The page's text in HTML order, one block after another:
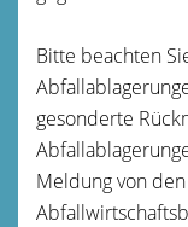
Bitte beachten
gesonderte
Meldung von